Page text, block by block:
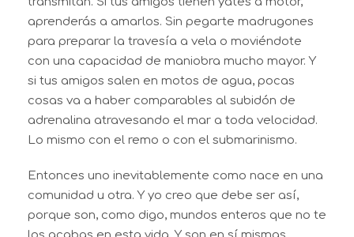
aprenderás a amarlos. Sin pegarte madrugones
para preparar la travesía a vela o moviéndote
con una capacidad de maniobra mucho mayor. Y
si tus amigos salen en motos de agua, pocas
cosas va a haber comparables al subidón de
adrenalina atravesando el mar a toda velocidad.
Lo mismo con el remo o con el submarinismo.
Entonces uno inevitablemente como nace en una
comunidad u otra. Y yo creo que debe ser así,
porque son, como digo, mundos enteros que no te